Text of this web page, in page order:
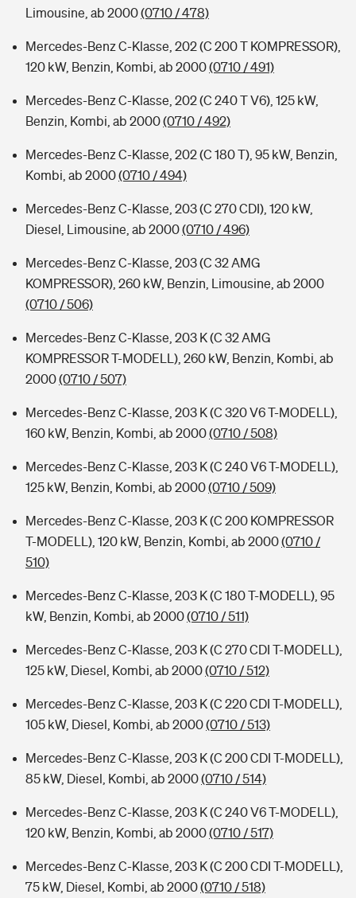
Limousine, ab 2000(0710 / 478)
Mercedes-Benz C-Klasse, 202 (C 200 T KOMPRESSOR),
120 kW, Benzin, Kombi, ab 2000(0710 / 491)
Mercedes-Benz C-Klasse, 202 (C 240 T V6), 125 kW,
Benzin, Kombi, ab 2000(0710 / 492)
Mercedes-Benz C-Klasse, 202 (C 180 T), 95 kW, Benzin,
Kombi, ab 2000(0710 / 494)
Mercedes-Benz C-Klasse, 203 (C 270 CDI), 120 kW,
Diesel, Limousine, ab 2000(0710 / 496)
Mercedes-Benz C-Klasse, 203 (C 32 AMG
KOMPRESSOR), 260 kW, Benzin, Limousine, ab 2000
(0710 / 506)
Mercedes-Benz C-Klasse, 203 K (C 32 AMG
KOMPRESSOR T-MODELL), 260 kW, Benzin, Kombi, ab
2000(0710 / 507)
Mercedes-Benz C-Klasse, 203 K (C 320 V6 T-MODELL),
160 kW, Benzin, Kombi, ab 2000(0710 / 508)
Mercedes-Benz C-Klasse, 203 K (C 240 V6 T-MODELL),
125 kW, Benzin, Kombi, ab 2000(0710 / 509)
Mercedes-Benz C-Klasse, 203 K (C 200 KOMPRESSOR
T-MODELL), 120 kW, Benzin, Kombi, ab 2000(0710 /
510)
Mercedes-Benz C-Klasse, 203 K (C 180 T-MODELL), 95
kW, Benzin, Kombi, ab 2000(0710 / 511)
Mercedes-Benz C-Klasse, 203 K (C 270 CDI T-MODELL),
125 kW, Diesel, Kombi, ab 2000(0710 / 512)
Mercedes-Benz C-Klasse, 203 K (C 220 CDI T-MODELL),
105 kW, Diesel, Kombi, ab 2000(0710 / 513)
Mercedes-Benz C-Klasse, 203 K (C 200 CDI T-MODELL),
85 kW, Diesel, Kombi, ab 2000(0710 / 514)
Mercedes-Benz C-Klasse, 203 K (C 240 V6 T-MODELL),
120 kW, Benzin, Kombi, ab 2000(0710 / 517)
Mercedes-Benz C-Klasse, 203 K (C 200 CDI T-MODELL),
75 kW, Diesel, Kombi, ab 2000(0710 / 518)